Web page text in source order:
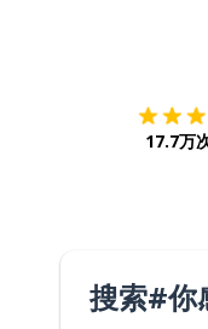
17.7万
搜索#你